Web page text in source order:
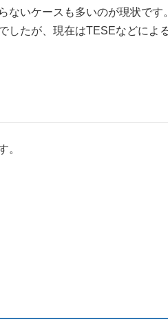
ないケースも多いのが現状です
したが、現在はTESEなどによ
。